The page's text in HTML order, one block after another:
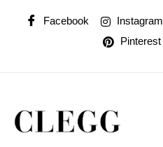
Facebook Instagram
Pinterest